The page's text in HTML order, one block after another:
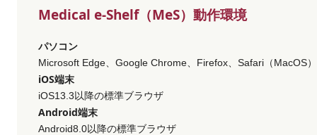
Medical e-Shelf（MeS）動作環境
パソコン
Microsoft Edge、Google Chrome、Firefox、Safari（MacOS
iOS端末
iOS13.3以降の標準ブラウザ
Android端末
Android8.0以降の標準ブラウザ